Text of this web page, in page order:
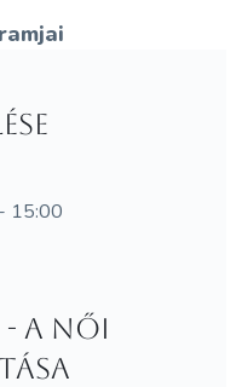
15:00
A Női